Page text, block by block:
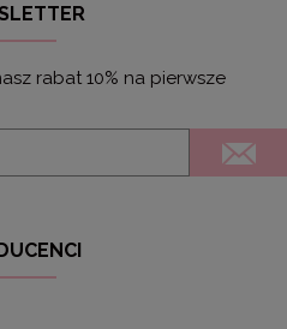
rabat 10% na pierwsze